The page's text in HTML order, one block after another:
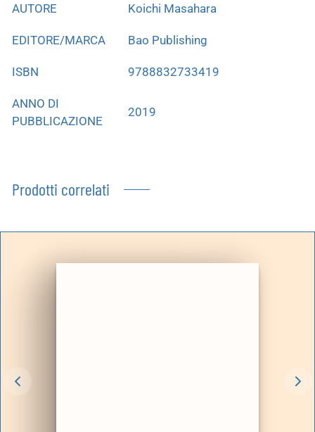
AUTORE Koichi Masahara
EDITORE/MARCA Bao Publishing
ISBN 9788832733419
ANNO DI
PUBBLICAZIONE
2019
Prodotti correlati